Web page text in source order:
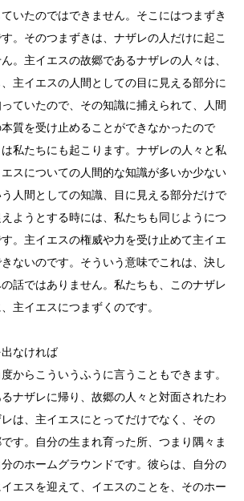
いたのではできません。そこにはつまずき
。そのつまずきは、ナザレの人だけに起こ
。主イエスの故郷であるナザレの人々は、
主イエスの人間としての目に見える部分に
ていたので、その知識に捕えられて、人間
質を受け止めることができなかったので
私たちにも起こります。ナザレの人々と私
スについての人間的な知識が多いか少ない
人間としての知識、目に見える部分だけで
ようとする時には、私たちも同じようにつ
。主イエスの権威や力を受け止めて主イエ
ないのです。そういう意味でこれは、決し
話ではありません。私たちも、このナザレ
主イエスにつまずくのです。
なければ
からこういうふうに言うこともできます。
ナザレに帰り、故郷の人々と対面されたわ
は、主イエスにとってだけでなく、その
す。自分の生まれ育った所、つまり隅々ま
のホームグラウンドです。彼らは、自分の
エスを迎えて、イエスのことを、そのホー